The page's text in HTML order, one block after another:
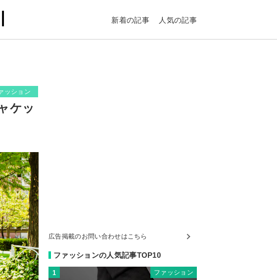
新着の記事 人気の記事
ッション
ケッ
広告掲載のお問い合わせはこちら
ファッションの人気記事TOP10
1 ファッション